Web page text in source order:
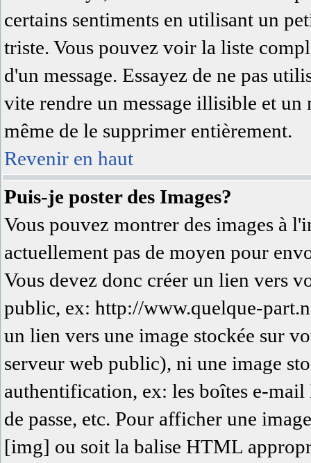
certains sentiments en utilisant un
triste. Vous pouvez voir la liste
d'un message. Essayez de ne pas
vite rendre un message illisible et
même de le supprimer entièrement.
Revenir en haut
Puis-je poster des Images?
Vous pouvez montrer des images à
actuellement pas de moyen pour
Vous devez donc créer un lien vers
public, ex: http://www.quelque-
un lien vers une image stockée sur
serveur web public), ni une image
authentification, ex: les boîtes e-
de passe, etc. Pour afficher une
[img] ou soit la balise HTML